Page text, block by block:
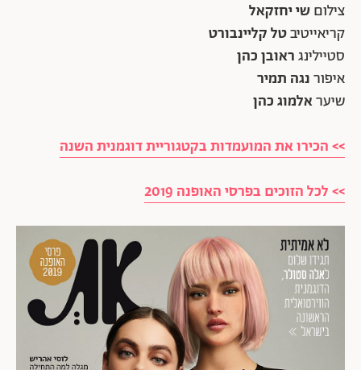
צילוםשי יחזקאל
קריאייטיבטל קליינבורט
סטיילינגראובן כהן
איפורנגה תמיר
שיעראלמוג כהן
>> הכירו את המועמדות בקטגוריית דוגמנית השנה
>> לכל הזוכים בפרסי האופנה 2019